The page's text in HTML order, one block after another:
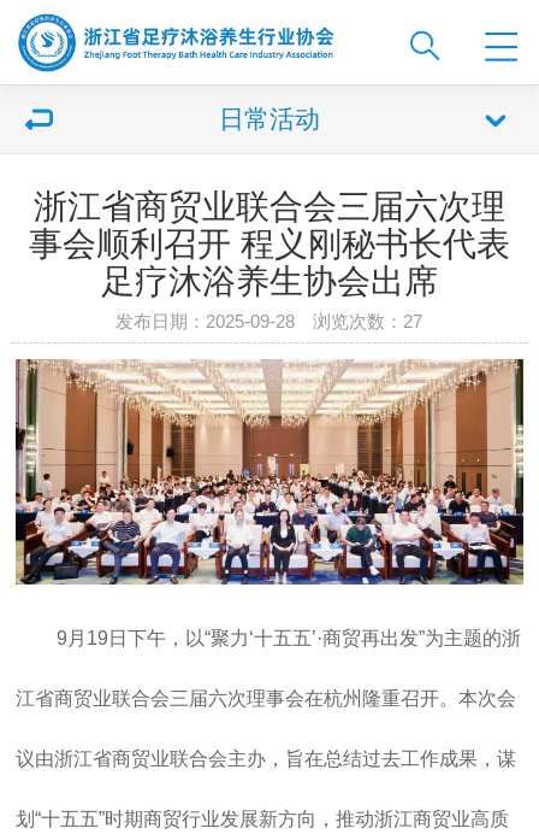
日常活动
浙江省商贸业联合会三届六次理
事会顺利召开 程义刚秘书长代表
足疗沐浴养生协会出席
发布日期：2025-09-28 浏览次数： 27
9月19日下午，以“聚力‘十五五’·商贸再出发”为主题的浙
江省商贸业联合会三届六次理事会在杭州隆重召开。本次会
议由浙江省商贸业联合会主办，旨在总结过去工作成果，谋
划“十五五”时期商贸行业发展新方向，推动浙江商贸业高质